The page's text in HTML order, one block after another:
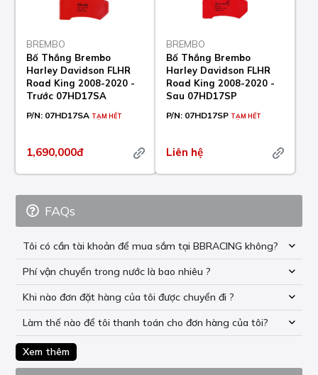
BREMBO
Bố Thắng Brembo
Harley Davidson FLHR
Road King 2008-2020 -
Trước 07HD17SA
P/N: 07HD17SA TẠM HẾT
1,690,000đ
BREMBO
Bố Thắng Brembo
Harley Davidson FLHR
Road King 2008-2020 -
Sau 07HD17SP
P/N: 07HD17SP TẠM HẾT
Liên hệ
FAQs
Tôi có cần tài khoản để mua sắm tại BBRACING không?
Phí vận chuyển trong nước là bao nhiêu ?
Khi nào đơn đặt hàng của tôi được chuyển đi ?
Làm thế nào để tôi thanh toán cho đơn hàng của tôi?
Xem thêm